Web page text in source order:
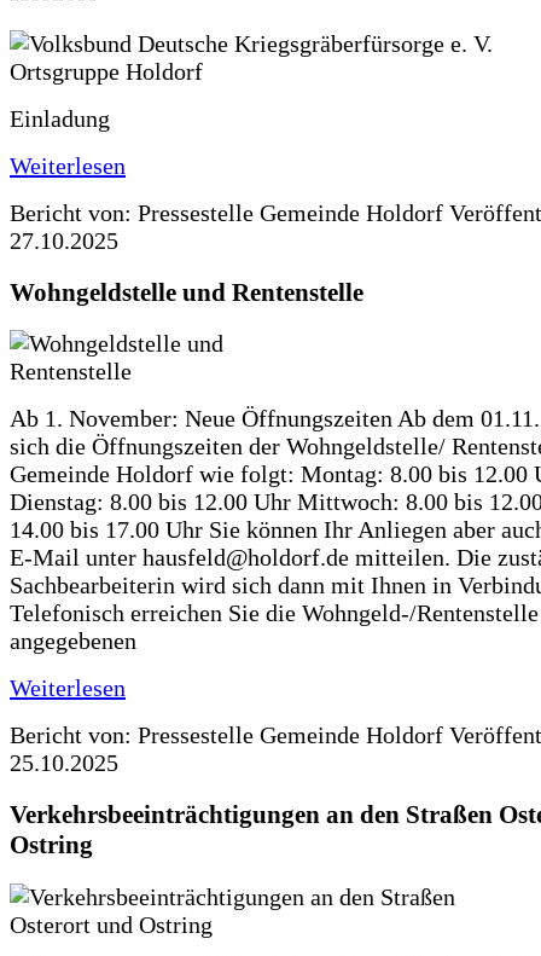
Einladung
Weiterlesen
Bericht von: Pressestelle Gemeinde Holdorf
27.10.2025
Wohngeldstelle und Rentenstelle
Ab 1. November: Neue Öffnungszeiten Ab dem
sich die Öffnungszeiten der Wohngeldstelle/
Gemeinde Holdorf wie folgt: Montag: 8.00 bis 12.00
Dienstag: 8.00 bis 12.00 Uhr Mittwoch: 8.00 bis
14.00 bis 17.00 Uhr Sie können Ihr Anliegen aber
E-Mail unter hausfeld@holdorf.de mitteilen. Die
Sachbearbeiterin wird sich dann mit Ihnen in
Telefonisch erreichen Sie die Wohngeld-/
angegebenen
Weiterlesen
Bericht von: Pressestelle Gemeinde Holdorf
25.10.2025
Verkehrsbeeinträchtigungen an den Straßen
Ostring